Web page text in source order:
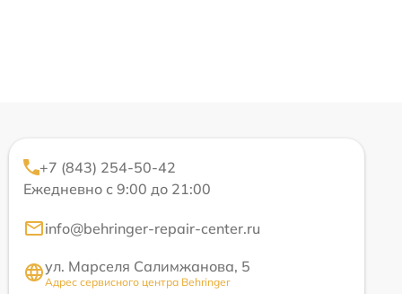
+7 (843) 254-50-42
Ежедневно с 9:00 до 21:00
info@behringer-repair-center.ru
ул. Марселя Салимжанова, 5
Адрес сервисного центра Behringer